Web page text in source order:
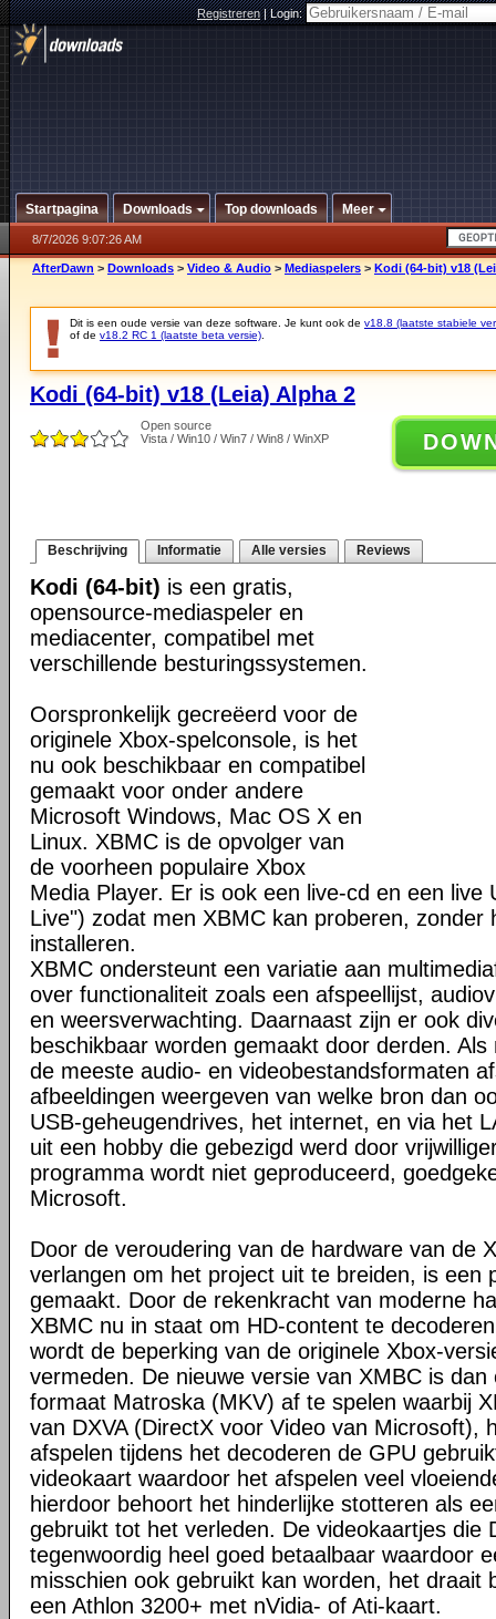
Registreren|Login:
Startpagina Downloads Top downloads Meer
8/7/2026 9:07:26 AM
AfterDawn > Downloads > Video & Audio > Mediaspelers > Kodi (64-bit) v18
Dit is een oude versie van deze software. Je kunt ook de v18.8 (laatste stabiele
of de v18.2 RC 1 (laatste beta versie)
Kodi (64-bit) v18 (Leia) Alpha 2
Open source
Vista / Win10 / Win7 / Win8 / WinXP
Beschrijving Informatie Alle versies Reviews
Kodi (64-bit) is een gratis,
opensource-mediaspeler en
mediacenter, compatibel met
verschillende besturingssystemen.
Oorspronkelijk gecreëerd voor de
originele Xbox-spelconsole, is het
nu ook beschikbaar en compatibel
gemaakt voor onder andere
Microsoft Windows, Mac OS X en
Linux. XBMC is de opvolger van
de voorheen populaire Xbox
Media Player. Er is ook een live-cd en een live
Live") zodat men XBMC kan proberen, zonder
installeren.
XBMC ondersteunt een variatie aan
over functionaliteit zoals een afspeellijst,
en weersverwachting. Daarnaast zijn er ook
beschikbaar worden gemaakt door derden.
de meeste audio- en videobestandsformaten
afbeeldingen weergeven van welke bron dan
USB-geheugendrives, het internet, en via het
uit een hobby die gebezigd werd door
programma wordt niet geproduceerd,
Microsoft.
Door de veroudering van de hardware van de
verlangen om het project uit te breiden, is een
gemaakt. Door de rekenkracht van moderne
XBMC nu in staat om HD-content te
wordt de beperking van de originele Xbox-
vermeden. De nieuwe versie van XMBC is
formaat Matroska (MKV) af te spelen waarbij
van DXVA (DirectX voor Video van Microsoft),
afspelen tijdens het decoderen de GPU
videokaart waardoor het afspelen veel
hierdoor behoort het hinderlijke stotteren als
gebruikt tot het verleden. De videokaartjes die
tegenwoordig heel goed betaalbaar waardoor
misschien ook gebruikt kan worden, het draait
een Athlon 3200+ met nVidia- of Ati-kaart.